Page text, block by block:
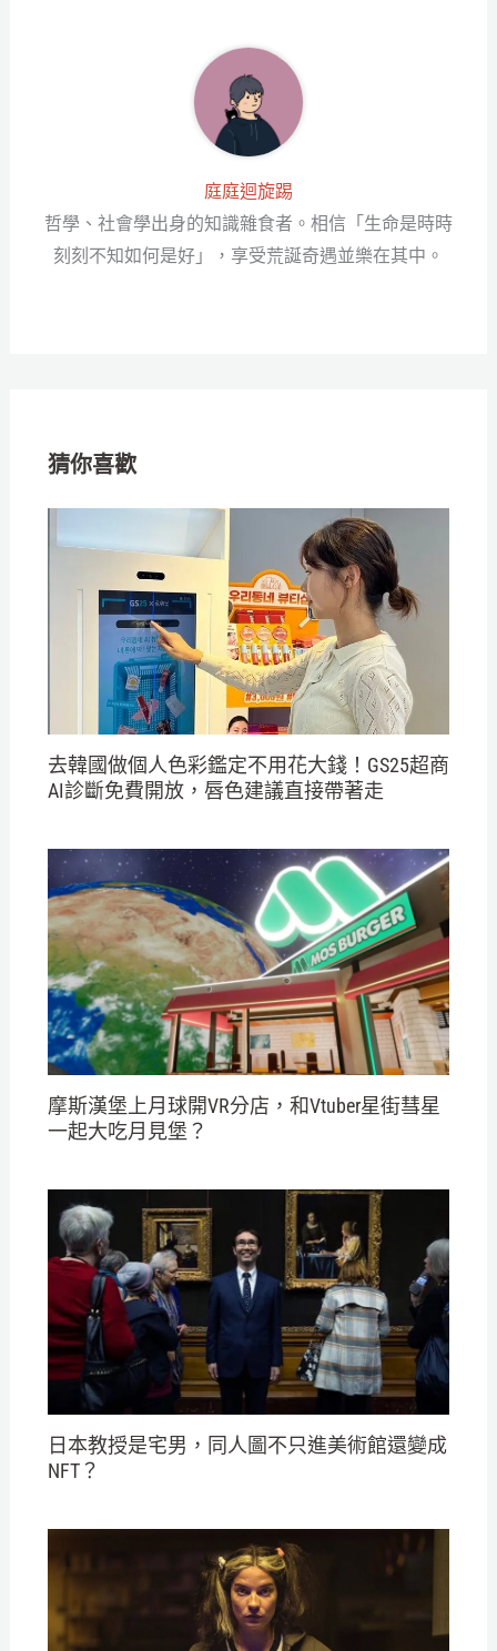
庭庭迴旋踢
哲學、社會學出身的知識雜食者。相信「生命是時時
刻刻不知如何是好」，享受荒誕奇遇並樂在其中。
猜你喜歡
去韓國做個人色彩鑑定不用花大錢！GS25超商
AI診斷免費開放，唇色建議直接帶著走
摩斯漢堡上月球開VR分店，和Vtuber星街彗星
一起大吃月見堡？
日本教授是宅男，同人圖不只進美術館還變成
NFT？